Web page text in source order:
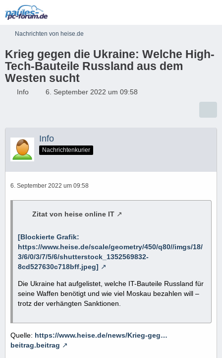
Nachrichten von heise.de
Krieg gegen die Ukraine: Welche High-
Tech-Bauteile Russland aus dem
Westen sucht
Info 6. September 2022 um 09:58
Info
Nachrichtenkurier
6. September 2022 um 09:58
Zitat von heise online IT
[Blockierte Grafik:
https://www.heise.de/scale/geometry/450/q80//imgs/18/
3/6/0/3/7/5/6/shutterstock_1352569832-
8cd527630c718bff.jpeg]
Die Ukraine hat aufgelistet, welche IT-Bauteile Russland für
seine Waffen benötigt und wie viel Moskau bezahlen will –
trotz der verhängten Sanktionen.
Quelle: https://www.heise.de/news/Krieg-geg…
beitrag.beitrag